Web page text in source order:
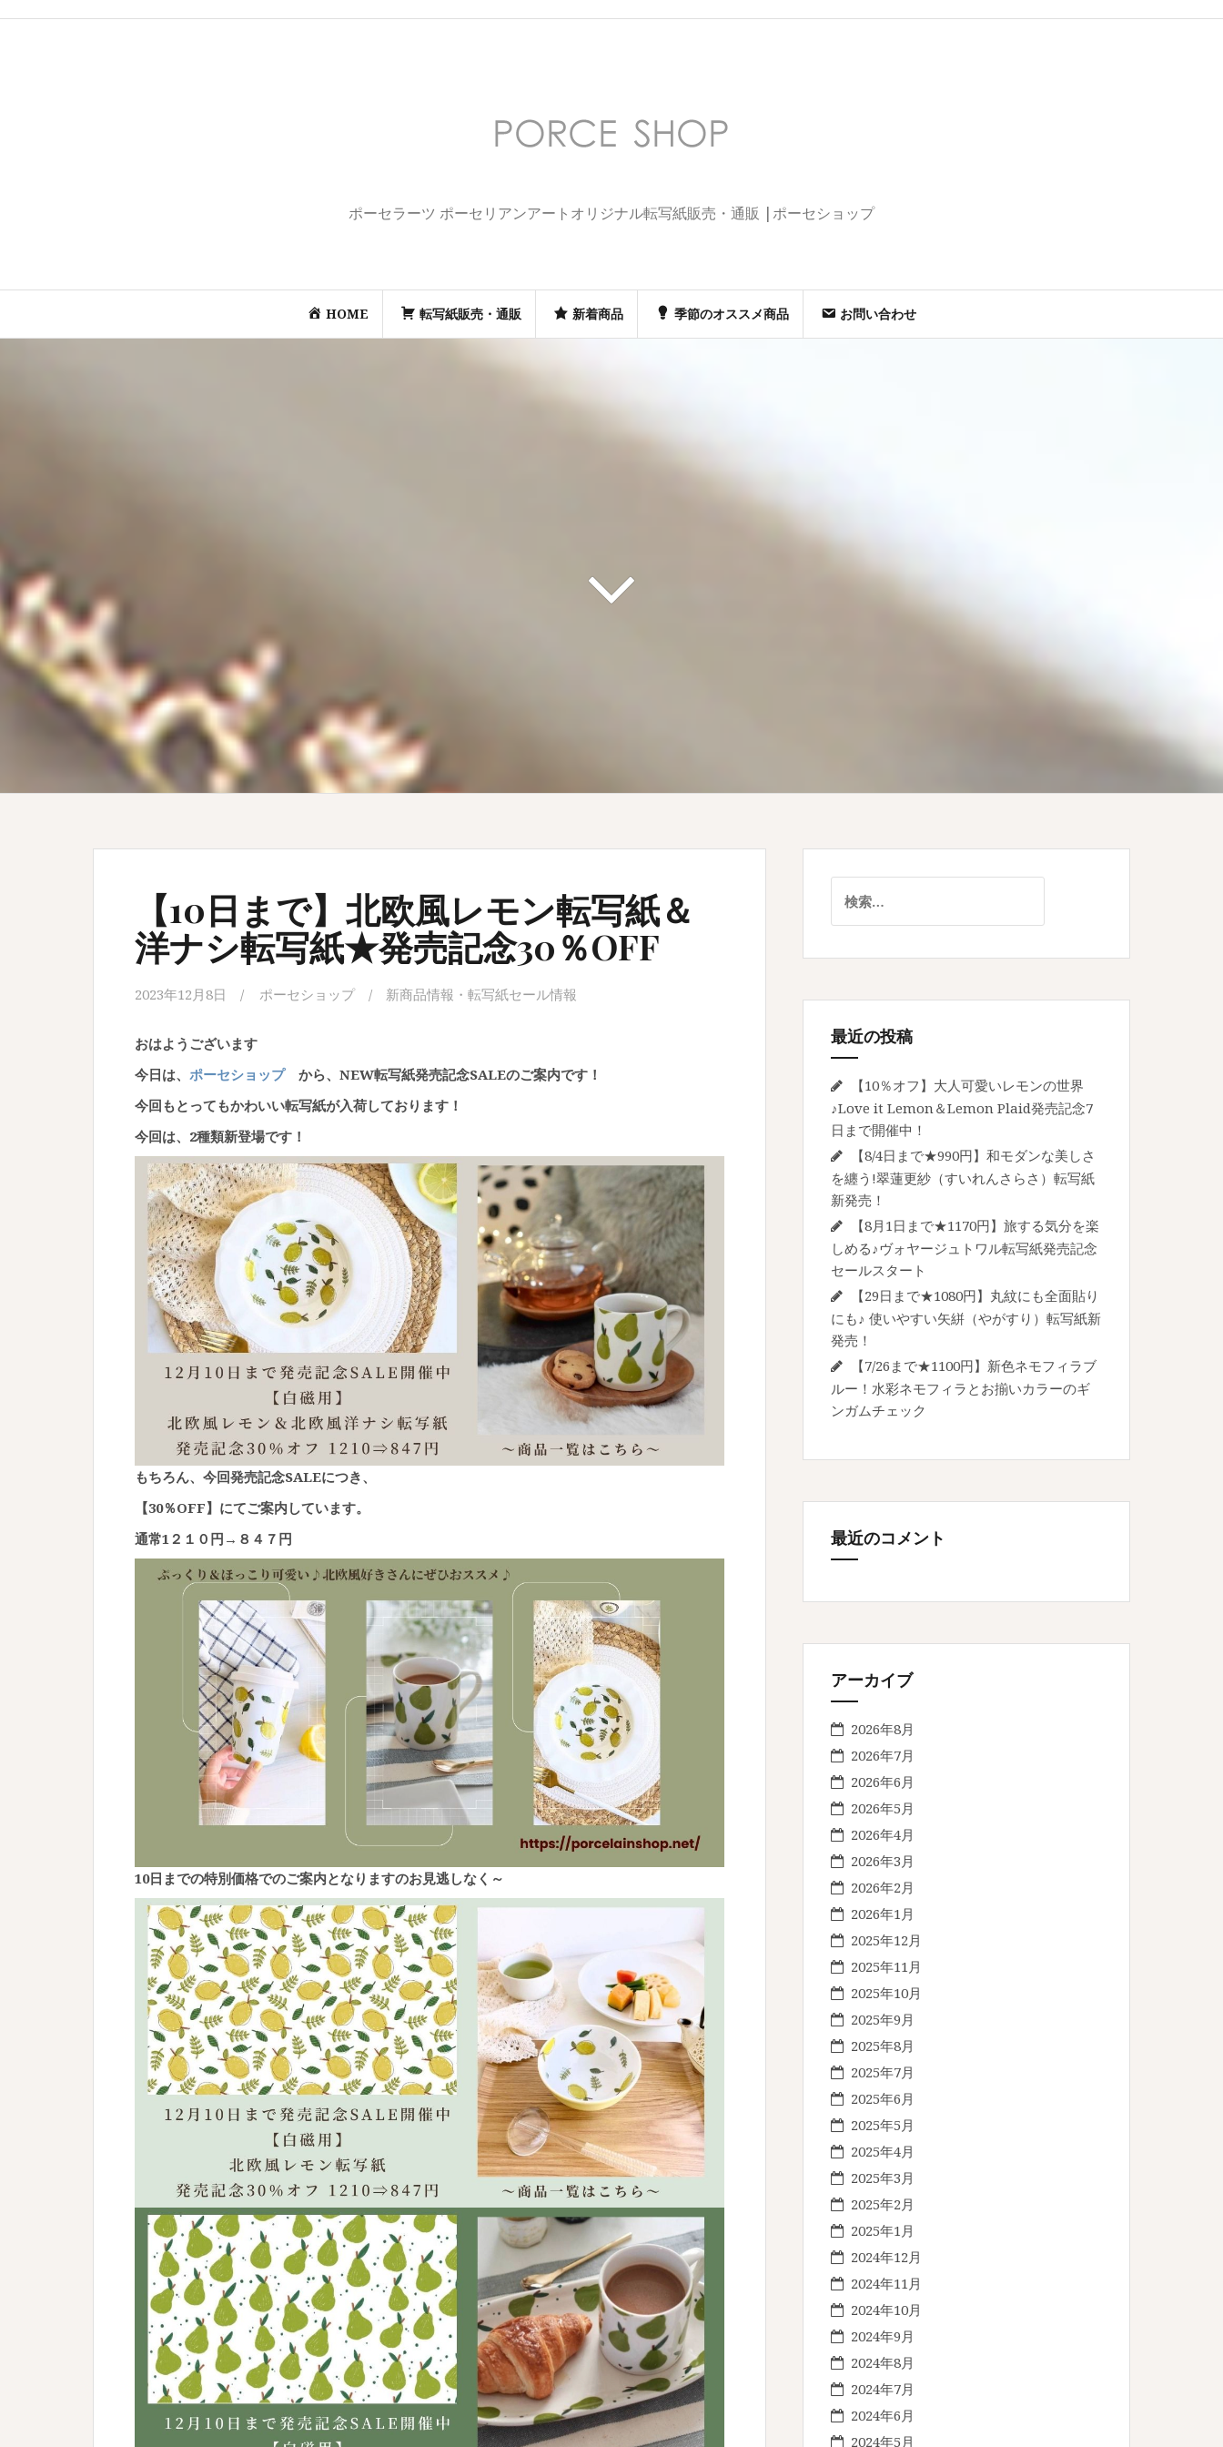
ポーセラーツ ポーセリアンアートオリジナル転写紙販売・通販 |ポーセショップ
HOME 転写紙販売・通販 新着商品 季節のオススメ商品 お問い合わせ
【10日まで】北欧風レモン転写紙＆
洋ナシ転写紙★発売記念30％OFF
2023年12月8日 ポーセショップ 新商品情報 ・ 転写紙セール情報
おはようございます
今日は、 ポーセショップ から、NEW転写紙発売記念SALEのご案内です！
今回もとってもかわいい転写紙が入荷しております！
今回は、2種類新登場です！
もちろん、今回発売記念SALEにつき、
【30％OFF】にてご案内しています。
通常1２１０円→８４７円
10日までの特別価格でのご案内となりますのお見逃しなく～
索:
最近の投稿
【10％オフ】大人可愛いレモンの世界
♪Love it Lemon＆Lemon Plaid発売記念7
日まで開催中！
【8/4日まで★990円】和モダンな美しさ
を纏う!翠蓮更紗（すいれんさらさ）転写紙
新発売！
【8月1日まで★1170円】旅する気分を楽
しめる♪ヴォヤージュトワル転写紙発売記念
セールスタート
【29日まで★1080円】丸紋にも全面貼り
にも♪ 使いやすい矢絣（やがすり）転写紙新
発売！
【7/26まで★1100円】新色ネモフィラブ
ルー！水彩ネモフィラとお揃いカラーのギ
ンガムチェック
最近のコメント
アーカイブ
2026年8月
2026年7月
2026年6月
2026年5月
2026年4月
2026年3月
2026年2月
2026年1月
2025年12月
2025年11月
2025年10月
2025年9月
2025年8月
2025年7月
2025年6月
2025年5月
2025年4月
2025年3月
2025年2月
2025年1月
2024年12月
2024年11月
2024年10月
2024年9月
2024年8月
2024年7月
2024年6月
2024年5月